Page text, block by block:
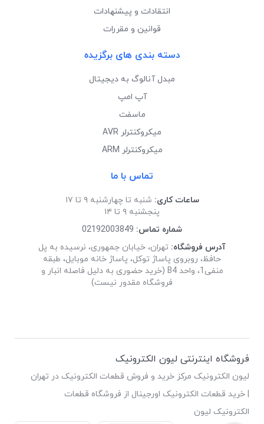
انتقادات و پیشنهادات
قوانین و مقررات
دسته بندی های برگزیده
مبدل آنالوگ به دیجیتال
آپ امپ
ماسفت
میکروکنترلر AVR
میکروکنترلر ARM
تماس با ما
ساعات کاری: شنبه تا چهارشنبه ۹ تا ۱۷
پنجشنبه ۹ تا ۱۴
شماره تماس: 02192003849
آدرس فروشگاه: تهران، خیابان جمهوری، نرسیده به پل
حافظ، روبروی پاساژ توکل، پاساژ خانه موبایل، طبقه
منفی1، واحد B4 (خرید حضوری به دلیل فاصله انبار و
فروشگاه مقدور نیست)
فروشگاه اینترنتی لیون الکترونیک
لیون الکترونیک مرکز خرید و فروش قطعات الکترونیک در تهران
| خرید قطعات الکترونیک اورجینال از فروشگاه قطعات
الکترونیک لیون